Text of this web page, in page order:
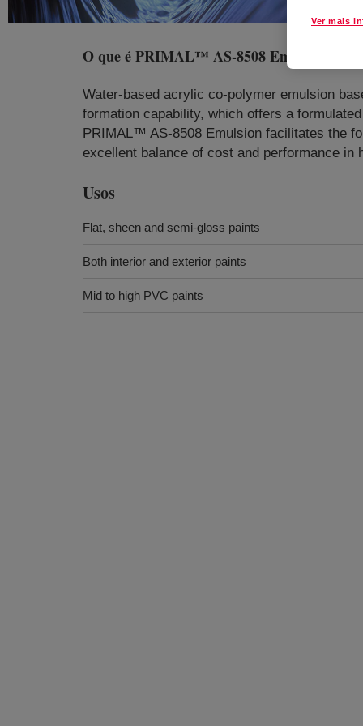
O que éPRIMAL™ AS-8508 Emulsion
Water-based acrylic co-polymer emulsion
formation capability, which offers a
PRIMAL™ AS-8508 Emulsion facilitates the
excellent balance of cost and performance in
Usos
Flat, sheen and semi-gloss paints
Both interior and exterior paints
Mid to high PVC paints
Ver mais